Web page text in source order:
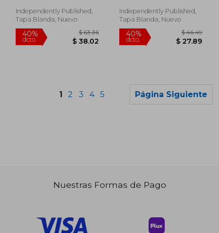
$ 72.79 40%
Music Using a
Harmonica (en
Independently Published,
Tapa Blanda, Nuevo
Independently Published,
Tapa Blanda, Nuevo
1 2 3 4 5 Página Siguiente
Nuestras Formas de Pago